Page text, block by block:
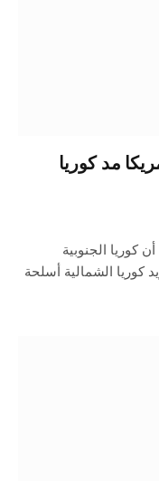
مد كوريا
كوريا الجنوبية
كوريا الشمالية أسلحة